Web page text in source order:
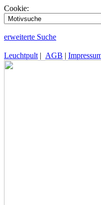
Cookie:
erweiterte Suche
Leuchtpult | AGB |